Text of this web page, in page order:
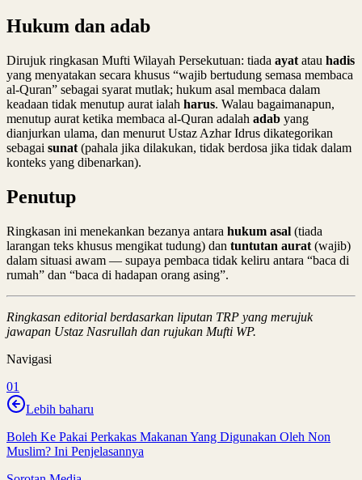
Hukum dan adab
Dirujuk ringkasan Mufti Wilayah Persekutuan: tiada ayat atau hadis
yang menyatakan secara khusus “wajib bertudung semasa membaca
al-Quran” sebagai syarat mutlak; hukum asal membaca dalam
keadaan tidak menutup aurat ialah harus. Walau bagaimanapun,
menutup aurat ketika membaca al-Quran adalah adab yang
dianjurkan ulama, dan menurut Ustaz Azhar Idrus dikategorikan
sebagai sunat (pahala jika dilakukan, tidak berdosa jika tidak dalam
konteks yang dibenarkan).
Penutup
Ringkasan ini menekankan bezanya antara hukum asal (tiada
larangan teks khusus mengikat tudung) dan tuntutan aurat (wajib)
dalam situasi awam — supaya pembaca tidak keliru antara “baca di
rumah” dan “baca di hadapan orang asing”.
Ringkasan editorial berdasarkan liputan TRP yang merujuk
jawapan Ustaz Nasrullah dan rujukan Mufti WP.
Navigasi
01
Lebih baharu
Boleh Ke Pakai Perkakas Makanan Yang Digunakan Oleh Non
Muslim? Ini Penjelasannya